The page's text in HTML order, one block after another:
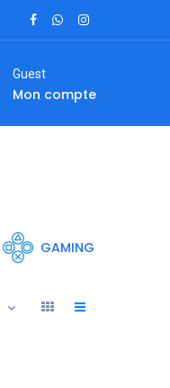
Guest
Mon compte
GAMING